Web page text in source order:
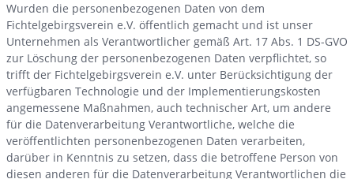
Wurden die personenbezogenen Daten von dem
Fichtelgebirgsverein e.V. öffentlich gemacht und ist unser
Unternehmen als Verantwortlicher gemäß Art. 17 Abs. 1 DS-GVO
zur Löschung der personenbezogenen Daten verpflichtet, so
trifft der Fichtelgebirgsverein e.V. unter Berücksichtigung der
verfügbaren Technologie und der Implementierungskosten
angemessene Maßnahmen, auch technischer Art, um andere
für die Datenverarbeitung Verantwortliche, welche die
veröffentlichten personenbezogenen Daten verarbeiten,
darüber in Kenntnis zu setzen, dass die betroffene Person von
diesen anderen für die Datenverarbeitung Verantwortlichen die